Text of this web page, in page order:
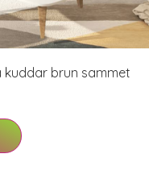
brun sammet